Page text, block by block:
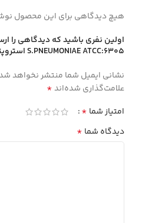
هیچ دیدگاهی برای این محصول
اولین نفری باشید که دیدگاهی را
S.PNEUMONIAE ATCC:6305 استروپتوكوك دارواش”
نشانی ایمیل شما منتشر نخواهد
علامت‌گذاری شده‌اند*
امتیاز شما *
دیدگاه شما *